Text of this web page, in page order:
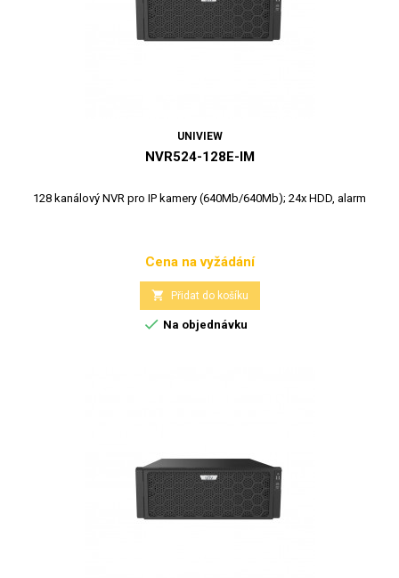
UNIVIEW
NVR524-128E-IM
128 kanálový NVR pro IP kamery (640Mb/640Mb); 24x HDD, alarm
Cena
Cena na vyžádání
 Přidat do košíku
 Na objednávku